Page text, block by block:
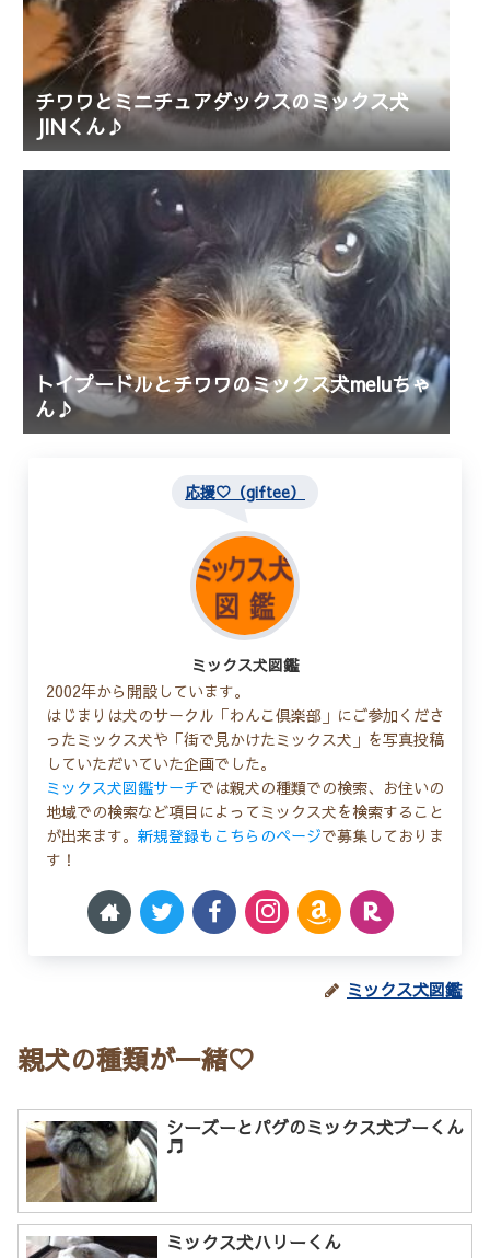
チワワとミニチュアダックスのミックス犬
JINくん♪
トイプードルとチワワのミックス犬meluちゃ
ん♪
応援♡（giftee）
ミックス犬図鑑
2002年から開設しています。
はじまりは犬のサークル「わんこ倶楽部」にご参加くださ
ったミックス犬や「街で見かけたミックス犬」を写真投稿
していただいていた企画でした。
ミックス犬図鑑サーチでは親犬の種類での検索、お住いの
地域での検索など項目によってミックス犬を検索すること
が出来ます。 新規登録もこちらのページで募集しておりま
す！
ミックス犬図鑑
親犬の種類が一緒♡
シーズーとパグのミックス犬ブーくん
♬
ミックス犬ハリーくん